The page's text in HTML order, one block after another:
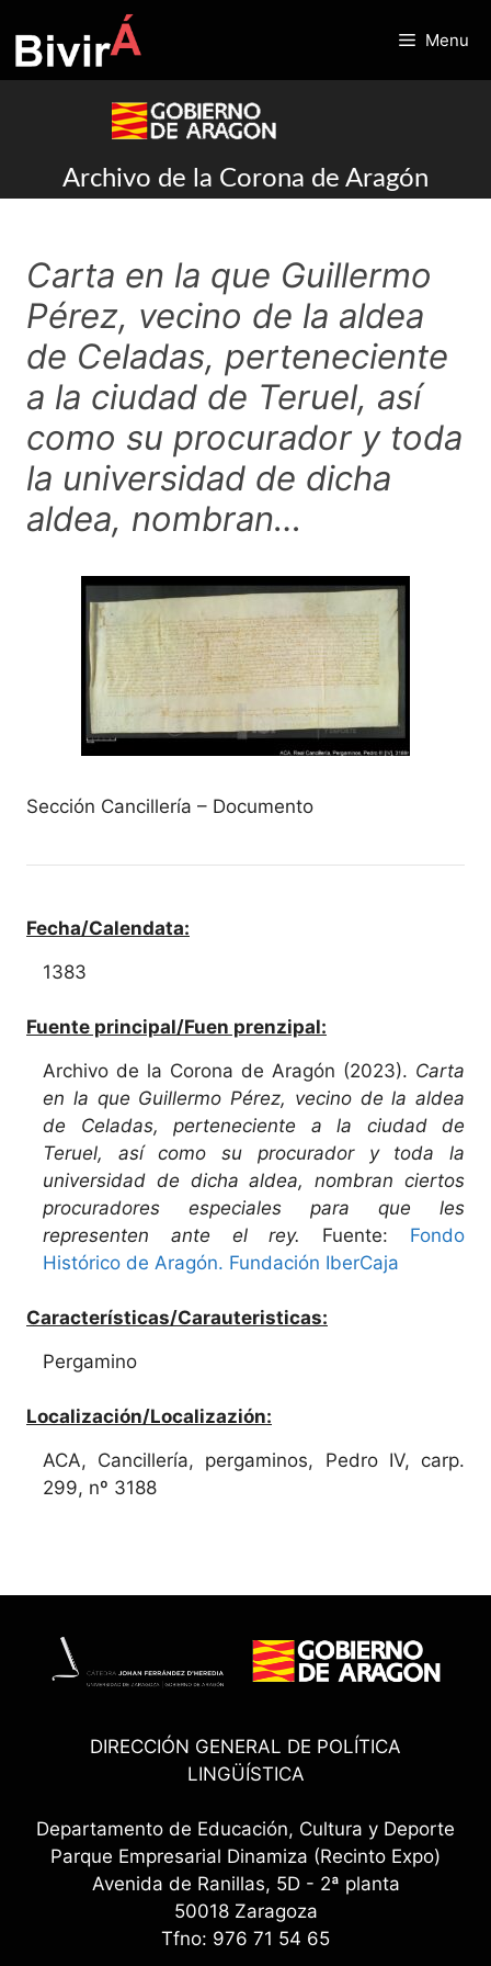
to
content
Menu
Archivo de la Corona de Aragón
Carta en la que Guillermo
Pérez, vecino de la aldea
de Celadas, perteneciente
a la ciudad de Teruel, así
como su procurador y toda
la universidad de dicha
aldea, nombran…
Sección Cancillería – Documento
Fecha/Calendata:
1383
Fuente principal/Fuen prenzipal:
Archivo de la Corona de Aragón (2023). Carta
en la que Guillermo Pérez, vecino de la aldea
de Celadas, perteneciente a la ciudad de
Teruel, así como su procurador y toda la
universidad de dicha aldea, nombran ciertos
procuradores especiales para que les
representen ante el rey.
Fuente: Fondo
Histórico de Aragón. Fundación IberCaja
Características/Carauteristicas:
Pergamino
Localización/Localizazión:
ACA, Cancillería, pergaminos, Pedro IV, carp.
299, nº 3188
DIRECCIÓN GENERAL DE POLÍTICA
LINGÜÍSTICA
Departamento de Educación, Cultura y Deporte
Parque Empresarial Dinamiza (Recinto Expo)
Avenida de Ranillas, 5D - 2ª planta
50018 Zaragoza
Tfno: 976 71 54 65